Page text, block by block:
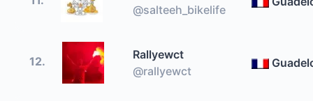
@salteeh_bikelife
12.
Rallyewct
@rallyewct